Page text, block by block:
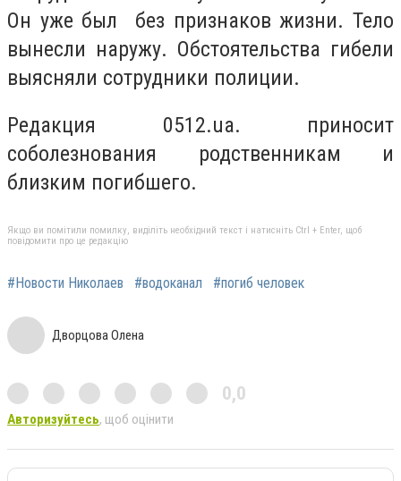
Он уже был без признаков жизни. Тело
вынесли наружу. Обстоятельства гибели
выясняли сотрудники полиции.
Редакция 0512.ua. приносит
соболезнования родственникам и
близким погибшего.
Якщо ви помітили помилку, виділіть необхідний текст і натисніть Ctrl + Enter, щоб
повідомити про це редакцію
#Новости Николаев #водоканал #погиб человек
Дворцова Олена
0,0
Авторизуйтесь, щоб оцінити